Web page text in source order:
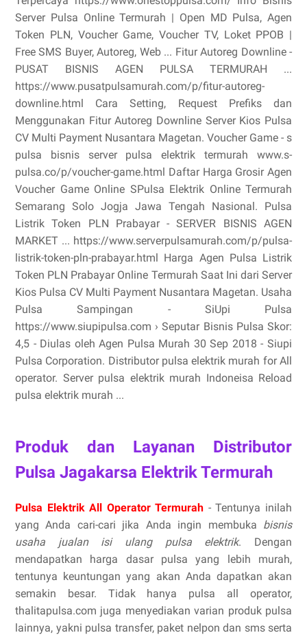
Server Pulsa Online Termurah | Open MD Pulsa, Agen
Token PLN, Voucher Game, Voucher TV, Loket PPOB |
Free SMS Buyer, Autoreg, Web ... Fitur Autoreg Downline -
PUSAT BISNIS AGEN PULSA TERMURAH ...
https://www.pusatpulsamurah.com/p/fitur-autoreg-
downline.html Cara Setting, Request Prefiks dan
Menggunakan Fitur Autoreg Downline Server Kios Pulsa
CV Multi Payment Nusantara Magetan. Voucher Game - s
pulsa bisnis server pulsa elektrik termurah www.s-
pulsa.co/p/voucher-game.html Daftar Harga Grosir Agen
Voucher Game Online SPulsa Elektrik Online Termurah
Semarang Solo Jogja Jawa Tengah Nasional. Pulsa
Listrik Token PLN Prabayar - SERVER BISNIS AGEN
MARKET ... https://www.serverpulsamurah.com/p/pulsa-
listrik-token-pln-prabayar.html Harga Agen Pulsa Listrik
Token PLN Prabayar Online Termurah Saat Ini dari Server
Kios Pulsa CV Multi Payment Nusantara Magetan. Usaha
Pulsa Sampingan - SiUpi Pulsa
https://www.siupipulsa.com › Seputar Bisnis Pulsa Skor:
4,5 - ‎Diulas oleh Agen Pulsa Murah 30 Sep 2018 - Siupi
Pulsa Corporation. Distributor pulsa elektrik murah for All
operator. Server pulsa elektrik murah Indoneisa Reload
pulsa elektrik murah ...
Produk dan Layanan Distributor
Pulsa Jagakarsa Elektrik Termurah
Pulsa Elektrik All Operator Termurah - Tentunya inilah
yang Anda cari-cari jika Anda ingin membuka bisnis
usaha jualan isi ulang pulsa elektrik. Dengan
mendapatkan harga dasar pulsa yang lebih murah,
tentunya keuntungan yang akan Anda dapatkan akan
semakin besar. Tidak hanya pulsa all operator,
thalitapulsa.com juga menyediakan varian produk pulsa
lainnya, yakni pulsa transfer, paket nelpon dan sms serta